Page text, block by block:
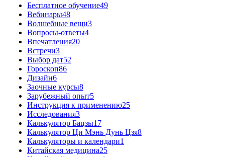
Бесплатное обучение49
Вебинары48
Волшебные вещи3
Вопросы-ответы4
Впечатления20
Встречи3
Выбор дат52
Гороскоп86
Дизайн6
Заочные курсы8
Зарубежный опыт5
Инструкция к применению25
Исследования3
Калькулятор Бацзы17
Калькулятор Ци Мэнь Дунь Цзя8
Калькуляторы и календари1
Китайская медицина25